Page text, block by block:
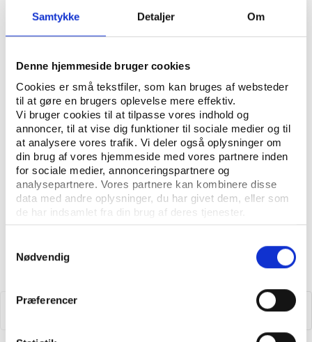
Samtykke Detaljer Om
Denne hjemmeside bruger cookies
Cookies er små tekstfiler, som kan bruges af websteder
til at gøre en brugers oplevelse mere effektiv.
Vi bruger cookies til at tilpasse vores indhold og
annoncer, til at vise dig funktioner til sociale medier og til
at analysere vores trafik. Vi deler også oplysninger om
din brug af vores hjemmeside med vores partnere inden
for sociale medier, annonceringspartnere og
analysepartnere. Vores partnere kan kombinere disse
data med andre oplysninger, du har givet dem, eller som
de har indsamlet fra din brug af deres tjenester.
Nødvendig
Præferencer
Find flere udgivelser fra
undersøgelsen 'Danskernes
motions- og sportsvaner 2020'